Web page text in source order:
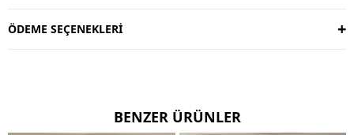
CİFT RENKLİ ÜRÜNLERDE YIKAMA MENDİLİ KULLANINIZ
ÖDEME SEÇENEKLERI
BENZER ÜRÜNLER